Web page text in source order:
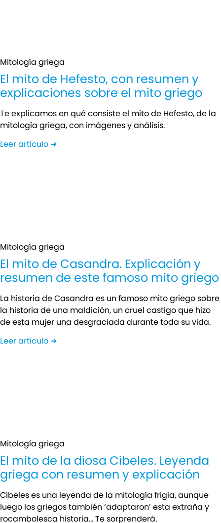
Mitología griega
El mito de Hefesto, con resumen y
explicaciones sobre el mito griego
Te explicamos en qué consiste el mito de Hefesto, de la
mitología griega, con imágenes y análisis.
Leer artículo ➜
Mitología griega
El mito de Casandra. Explicación y
resumen de este famoso mito griego
La historia de Casandra es un famoso mito griego sobre
la historia de una maldición, un cruel castigo que hizo
de esta mujer una desgraciada durante toda su vida.
Leer artículo ➜
Mitología griega
El mito de la diosa Cibeles. Leyenda
griega con resumen y explicación
Cibeles es una leyenda de la mitología frigia, aunque
luego los griegos también ‘adaptaron’ esta extraña y
rocambolesca historia… Te sorprenderá.